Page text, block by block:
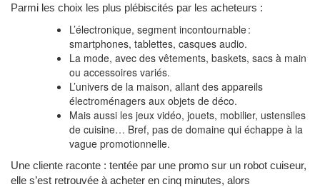
Parmi les choix les plus plébiscités par les acheteurs :
L’électronique, segment incontournable :
smartphones, tablettes, casques audio.
La mode, avec des vêtements, baskets, sacs à main
ou accessoires variés.
L’univers de la maison, allant des appareils
électroménagers aux objets de déco.
Mais aussi les jeux vidéo, jouets, mobilier, ustensiles
de cuisine… Bref, pas de domaine qui échappe à la
vague promotionnelle.
Une cliente raconte : tentée par une promo sur un robot cuiseur,
elle s’est retrouvée à acheter en cinq minutes, alors